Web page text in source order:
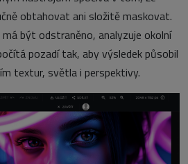
obtahovat ani složitě maskovat.
být odstraněno, analyzuje okolní
pozadí tak, aby výsledek působil
textur, světla i perspektivy.